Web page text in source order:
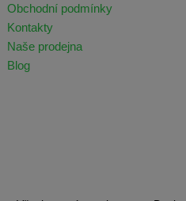
Obchodní podmínky
Kontakty
Naše prodejna
Blog